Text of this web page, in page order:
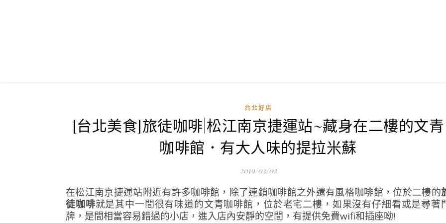
台北好店
[台北美食]旅徒咖啡|松江南京捷運站~藏身在二樓的文青
咖啡館．有大人味的提拉米蘇
2019/03/02
在松江南京捷運站附近有許多咖啡館，除了連鎖咖啡館之外還有風格咖啡館，位於二樓的
徒咖啡就是其中一間很有味道的文青咖啡館，位於老宅二樓，如果沒有仔細看或是尋著
牌，是間相當容易錯過的小店，進入店內安靜的空間，有提供免費wifi和插座呦!